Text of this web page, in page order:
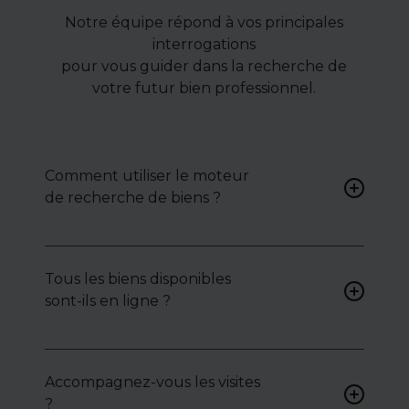
Notre équipe répond à vos principales
interrogations
pour vous guider dans la recherche de
votre futur bien professionnel.
Comment utiliser le moteur
de recherche de biens ?
pour accéder à une liste de
biens ciblés.
Tous les biens disponibles
sont-ils en ligne ?
toute confidentialité :
Accompagnez-vous les visites
?